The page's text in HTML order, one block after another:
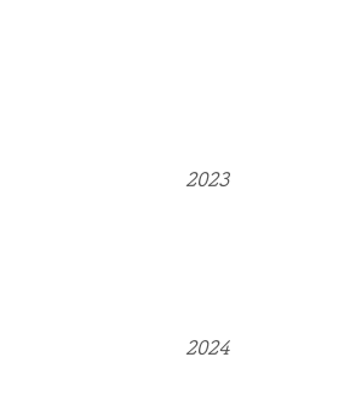
​2023
2024